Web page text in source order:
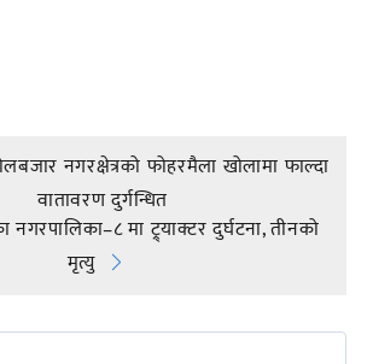
नगरक्षेत्रको फोहरमैला खोलामा फाल्दा
वातावरण दुर्गन्धित
मा ट्र्याक्टर दुर्घटना, तीनको
मृत्यु